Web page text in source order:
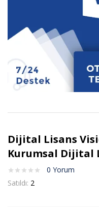
Dijital Lisans
Kurumsal Dijital
0 Yorum
Satıldı: 2